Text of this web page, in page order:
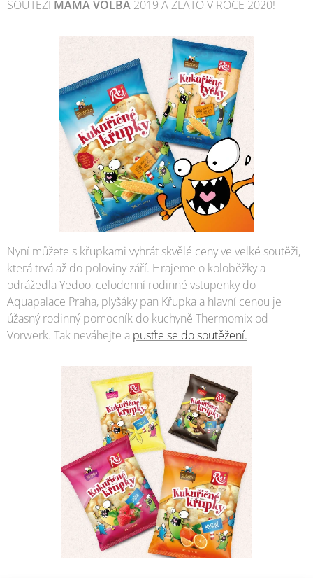
SOUTĚŽI MAMA VOLBA 2019 A ZLATO V ROCE 2020!
Nyní můžete s křupkami vyhrát skvělé ceny ve velké soutěži,
která trvá až do poloviny září. Hrajeme o koloběžky a
odrážedla Yedoo, celodenní rodinné vstupenky do
Aquapalace Praha, plyšáky pan Křupka a hlavní cenou je
úžasný rodinný pomocník do kuchyně Thermomix od
Vorwerk. Tak neváhejte a pusťte se do soutěžení.